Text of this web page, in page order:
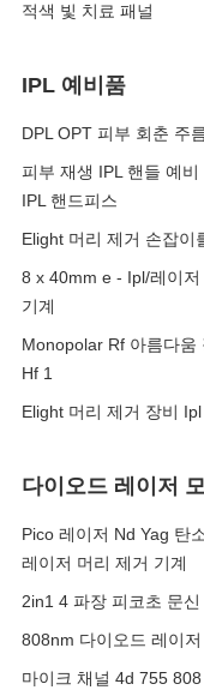
적색 빛 치료 패널
IPL 예비품
DPL OPT 피부 회춘 주
피부 재생 IPL 핸들 예
IPL 핸드피스
Elight 머리 제거 손잡이
8 x 40mm e - Ipl/레이
기계
Monopolar Rf 아름다움
Hf 1
Elight 머리 제거 장비 Ipl
다이오드 레이저
Pico 레이저 Nd Yag 탄
레이저 머리 제거 기계
2in1 4 파장 피코초 문
808nm 다이오드 레이
마이크 채널 4d 755